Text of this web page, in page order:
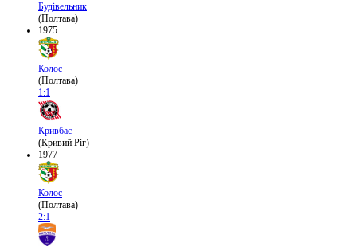
Будівельник
(Полтава)
1975
Колос
(Полтава)
1:1
Кривбас
(Кривий Ріг)
1977
Колос
(Полтава)
2:1